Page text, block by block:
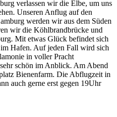
verlassen wir die Elbe, um uns
Unseren Anflug auf den
werden wir aus dem Süden
wir die Köhlbrandbrücke und
Mit etwas Glück befindet sich
Hafen. Auf jeden Fall wird sich
in voller Pracht
schön im Anblick. Am Abend
Bienenfarm. Die Abflugzeit in
auch gerne erst gegen 19Uhr